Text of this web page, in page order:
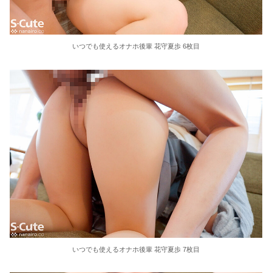
いつでも使えるオナホ後輩 花守夏歩 6枚目
いつでも使えるオナホ後輩 花守夏歩 7枚目